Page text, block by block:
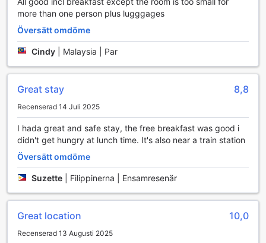
finns det även en självtvättmaskin (laundromat) tillgänglig.
Dessutom kan du snabbt och enkelt stilla hungern med
hjälp av hotellets automat med snacks och drycker. Dessa
bekvämligheter gör Comfort Hotel Yokohama Kannai till ett
utmärkt val för både affärsresenärer och turister.
Kannai
Comfort Hotel Yokohama Kannai erbjuder sina gäster
bekväma transportmöjligheter för att säkerställa en smidig
och problemfri vistelse. Hotellet har en egen
parkeringsplats där gäster kan parkera sina fordon. Det är
viktigt att notera att det tillkommer avgifter för
parkeringen, vilket gör det lättare för gästerna att planera
Med dess centrala läge i Yokohama har hotellet också
enkel tillgång till kollektivtrafik, vilket gör det möjligt för
krångel. Oavsett om du anländer med bil eller föredrar att
more than one person plus lugggages
Översätt omdöme
Cindy Malaysia | Par
Great stay 8,8
Recenserad 14 Juli 2025
I hada great and safe stay, the free breakfast was good i
didn't get hungry at lunch time. It's also near a train station
Översätt omdöme
Suzette Filippinerna | Ensamresenär
Great location 10,0
Recenserad 13 Augusti 2025